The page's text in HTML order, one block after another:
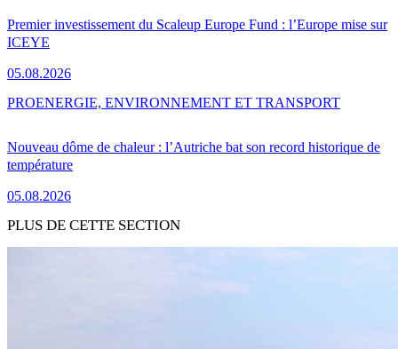
Premier investissement du Scaleup Europe Fund : l’Europe mise sur
ICEYE
05.08.2026
Nouveau dôme de chaleur : l’Autriche bat son record historique de
température
05.08.2026
PROENERGIE, ENVIRONNEMENT ET TRANSPORT
PLUS DE CETTE SECTION